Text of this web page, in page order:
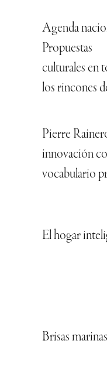
Agenda
Propuestas
culturales en
los rincones
Pierre
innovación
vocabulario
El hogar
Brisas marinas